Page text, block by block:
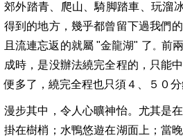
郊外踏青、爬山、騎脚踏車、玩溜
得到的地方，幾乎都曾留下過我們
且流連忘返的就屬 "金龍湖" 了 。 前
成時，是没辦法繞完全程的，只能
便多了，繞完全程也只須４、５０分
漫步其中，令人心曠神怡。尤其是
掛在樹梢；水鴨悠遊在湖面上；當